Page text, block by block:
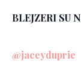
BLEJZERI SU
@jaceyduprie